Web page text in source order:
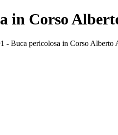
in Corso
- Buca pericolosa in Corso Alberto